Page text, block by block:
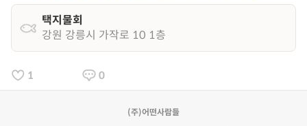
택지물회
강원 강릉시 가작로 10 1층
1 0
(주)어떤사람들